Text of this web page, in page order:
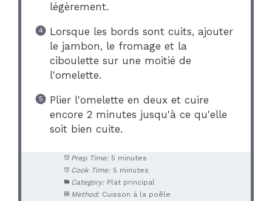
légèrement.
Lorsque les bords sont cuits, ajouter
le jambon, le fromage et la
ciboulette sur une moitié de
l'omelette.
Plier l'omelette en deux et cuire
encore 2 minutes jusqu'à ce qu'elle
soit bien cuite.
Prep Time: 5 minutes
Cook Time: 5 minutes
Category: Plat principal
Method: Cuisson à la poêle